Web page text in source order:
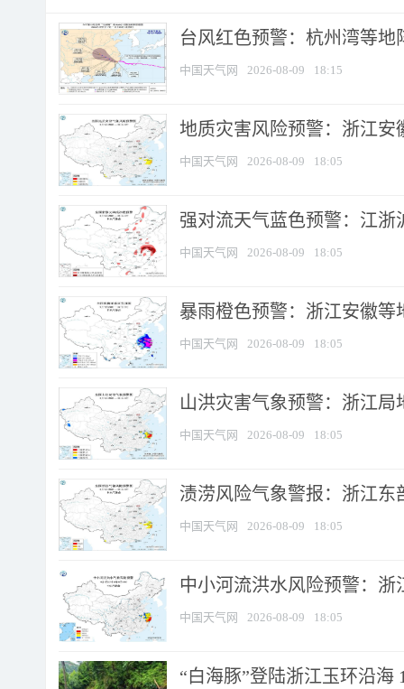
台风红色预警：杭州湾等地
中国天气网 2026-08-09 18:15
地质灾害风险预警：浙江安
中国天气网 2026-08-09 18:05
强对流天气蓝色预警：江浙
中国天气网 2026-08-09 18:05
暴雨橙色预警：浙江安徽等
中国天气网 2026-08-09 18:05
山洪灾害气象预警：浙江
中国天气网 2026-08-09 18:05
渍涝风险气象警报：浙江
中国天气网 2026-08-09 18:05
中小河流洪水风险预警：
中国天气网 2026-08-09 18:05
“白海豚”登陆浙江玉环沿海